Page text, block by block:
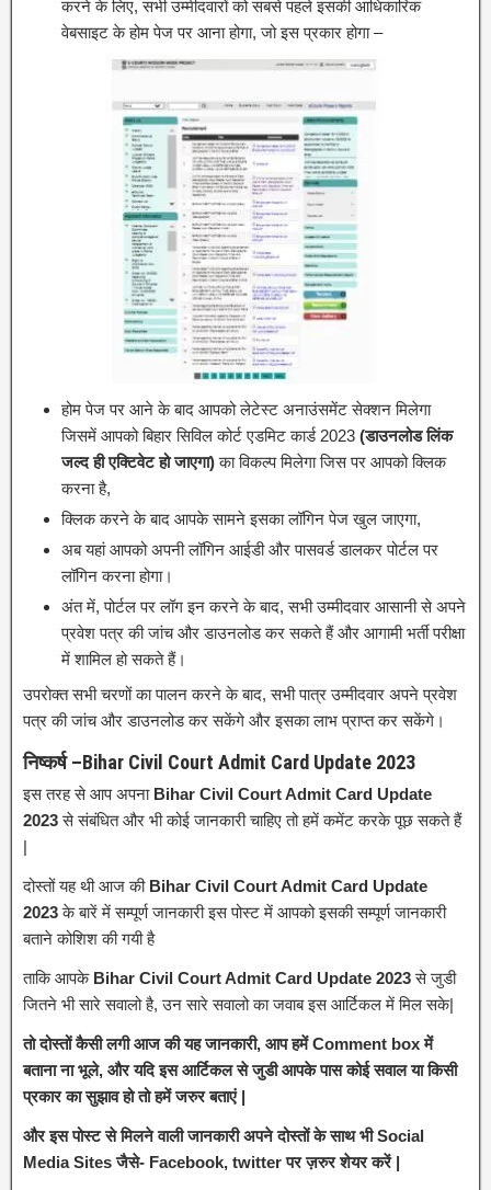
करने के लिए, सभी उम्मीदवारों को सबसे पहले इसकी आधिकारिक
वेबसाइट के होम पेज पर आना होगा, जो इस प्रकार होगा –
होम पेज पर आने के बाद आपको लेटेस्ट अनाउंसमेंट सेक्शन मिलेगा
जिसमें आपको बिहार सिविल कोर्ट एडमिट कार्ड 2023 (डाउनलोड लिंक
जल्द ही एक्टिवेट हो जाएगा)का विकल्प मिलेगा जिस पर आपको क्लिक
करना है,
क्लिक करने के बाद आपके सामने इसका लॉगिन पेज खुल जाएगा,
अब यहां आपको अपनी लॉगिन आईडी और पासवर्ड डालकर पोर्टल पर
लॉगिन करना होगा।
अंत में, पोर्टल पर लॉग इन करने के बाद, सभी उम्मीदवार आसानी से अपने
प्रवेश पत्र की जांच और डाउनलोड कर सकते हैं और आगामी भर्ती परीक्षा
में शामिल हो सकते हैं।
उपरोक्त सभी चरणों का पालन करने के बाद, सभी पात्र उम्मीदवार अपने प्रवेश
पत्र की जांच और डाउनलोड कर सकेंगे और इसका लाभ प्राप्त कर सकेंगे।
निष्कर्ष –Bihar Civil Court Admit Card Update 2023
इस तरह से आप अपना Bihar Civil Court Admit Card Update
2023से संबंधित और भी कोई जानकारी चाहिए तो हमें कमेंट करके पूछ सकते हैं
|
दोस्तों यह थी आज की Bihar Civil Court Admit Card Update
2023के बारें में सम्पूर्ण जानकारी इस पोस्ट में आपको इसकी सम्पूर्ण जानकारी
बताने कोशिश की गयी है
ताकि आपकेBihar Civil Court Admit Card Update 2023से जुडी
जितने भी सारे सवालो है, उन सारे सवालो का जवाब इस आर्टिकल में मिल सके|
तो दोस्तों कैसी लगी आज की यह जानकारी, आप हमें Comment box में
बताना ना भूले, और यदि इस आर्टिकल से जुडी आपके पास कोई सवाल या किसी
प्रकार का सुझाव हो तो हमें जरुर बताएं |
और इस पोस्ट से मिलने वाली जानकारी अपने दोस्तों के साथ भी Social
Media Sites जैसे- Facebook, twitter पर ज़रुर शेयर करें |